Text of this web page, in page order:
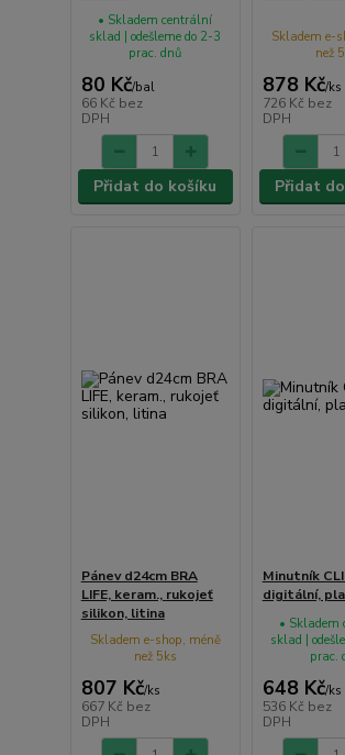
80 Kč/bal
66 Kč bez
DPH
• Skladem centrální
sklad | odešleme do 2-3
prac. dnů
Přidat do košíku
878 Kč/ks
726 Kč bez
DPH
Skladem e-
než
Přidat
Pánev d24cm BRA
LIFE, keram., rukojeť
silikon, litina
807 Kč/ks
667 Kč bez
DPH
Skladem e-shop, méně
než 5ks
Minutník
digitální,
648 Kč/ks
536 Kč bez
DPH
• Skladem
sklad |
prac.